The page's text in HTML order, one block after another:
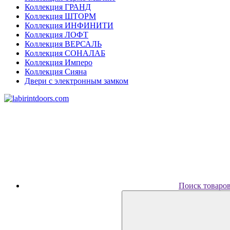
Коллекция ГРАНД
Коллекция ШТОРМ
Коллекция ИНФИНИТИ
Коллекция ЛОФТ
Коллекция ВЕРСАЛЬ
Коллекция СОНАЛАБ
Коллекция Имперо
Коллекция Сияна
Двери с электронным замком
Поиск